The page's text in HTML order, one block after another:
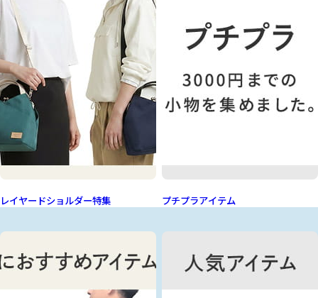
レイヤードショルダー特集 プチプラアイテム